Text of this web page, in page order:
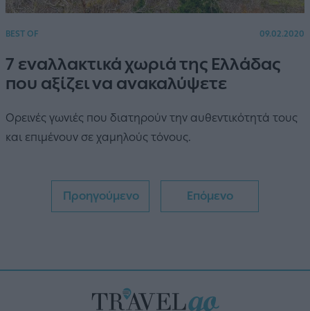
BEST OF 09.02.2020
7 εναλλακτικά χωριά της Ελλάδας
που αξίζει να ανακαλύψετε
Ορεινές γωνιές που διατηρούν την αυθεντικότητά τους
και επιμένουν σε χαμηλούς τόνους.
Προηγούμενο Επόμενο